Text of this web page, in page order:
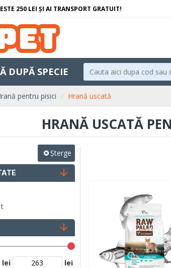
250 LEI ȘI AI TRANSPORT GRATUIT!
DUPĂ SPECIE
pentru pisici Hrană uscată
HRANĂ USCATĂ
Șterge
lei lei